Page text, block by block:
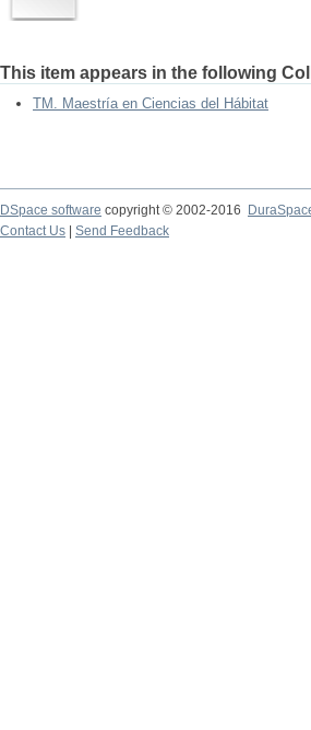
This item appears in the following
TM. Maestría en Ciencias del Hábitat
DSpace software copyright © 2002-2016
Contact Us
Send Feedback